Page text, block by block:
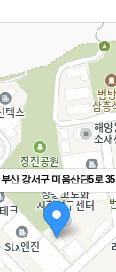
부산 강서구 미음산단5로 35